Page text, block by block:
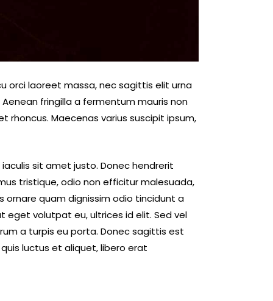
orci laoreet massa, nec sagittis elit urna
fringilla a fermentum mauris non
Maecenas varius suscipit ipsum,
sit amet justo. Donec hendrerit
tristique, odio non efficitur malesuada,
ornare quam dignissim odio tincidunt a
eget volutpat eu, ultrices id elit. Sed vel
a turpis eu porta. Donec sagittis est
luctus et aliquet, libero erat